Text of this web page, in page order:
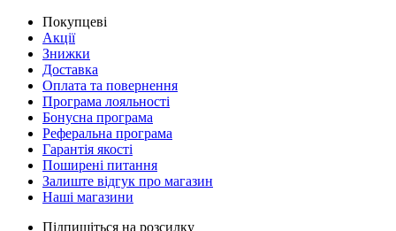
Покупцеві
Акції
Знижки
Доставка
Оплата та повернення
Програма лояльності
Бонусна програма
Реферальна програма
Гарантія якості
Поширені питання
Залиште відгук про магазин
Наші магазини
Підпишіться на розсилку